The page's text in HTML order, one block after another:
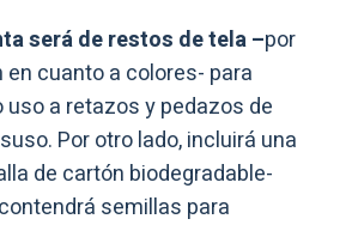
será de restos de tela –por
en cuanto a colores- para
uso a retazos y pedazos de
Por otro lado, incluirá una
de cartón biodegradable-
semillas para